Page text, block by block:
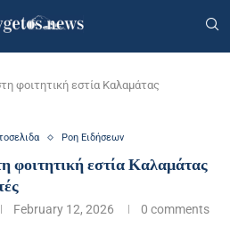
φοιτητική εστία Καλαμάτας
Ροη Ειδήσεων
φοιτητική εστία Καλαμάτας
February 12, 2026 0 comments